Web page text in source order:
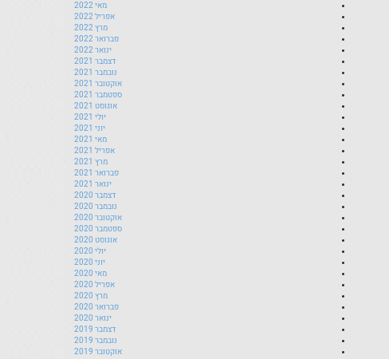
מאי 2022
אפריל 2022
מרץ 2022
פברואר 2022
ינואר 2022
דצמבר 2021
נובמבר 2021
אוקטובר 2021
ספטמבר 2021
אוגוסט 2021
יולי 2021
יוני 2021
מאי 2021
אפריל 2021
מרץ 2021
פברואר 2021
ינואר 2021
דצמבר 2020
נובמבר 2020
אוקטובר 2020
ספטמבר 2020
אוגוסט 2020
יולי 2020
יוני 2020
מאי 2020
אפריל 2020
מרץ 2020
פברואר 2020
ינואר 2020
דצמבר 2019
נובמבר 2019
אוקטובר 2019